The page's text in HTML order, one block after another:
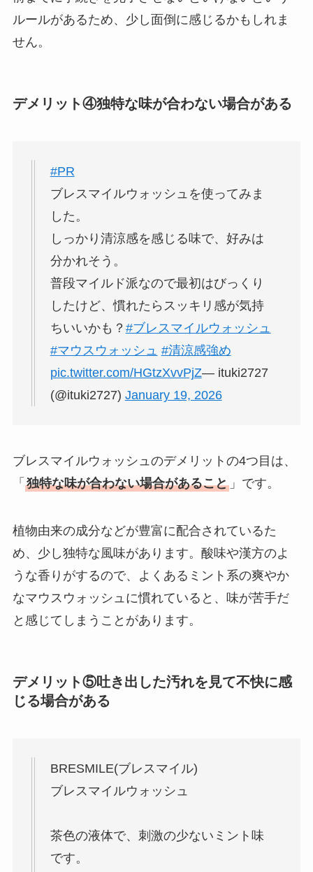
ルールがあるため、少し面倒に感じるかもしれま
せん。
デメリット④独特な味が合わない場合がある
#PR
ブレスマイルウォッシュを使ってみま
した。
しっかり清涼感を感じる味で、好みは
分かれそう。
普段マイルド派なので最初はびっくり
したけど、慣れたらスッキリ感が気持
ちいいかも？ #ブレスマイルウォッシュ
#マウスウォッシュ #清涼感強め
pic.twitter.com/HGtzXvvPjZ— ituki2727
(@ituki2727) January 19, 2026
ブレスマイルウォッシュのデメリットの4つ目は、
「 独特な味が合わない場合があること」です。
植物由来の成分などが豊富に配合されているた
め、少し独特な風味があります。酸味や漢方のよ
うな香りがするので、よくあるミント系の爽やか
なマウスウォッシュに慣れていると、味が苦手だ
と感じてしまうことがあります。
デメリット⑤吐き出した汚れを見て不快に感
じる場合がある
BRESMILE(ブレスマイル)
ブレスマイルウォッシュ
茶色の液体で、刺激の少ないミント味
です。